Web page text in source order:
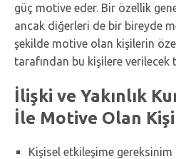
güç motive eder. Bir özellik
ancak diğerleri de bir bireyde
şekilde motive olan kişilerin
tarafından bu kişilere verilecek
İlişki ve Yakınlık
İle Motive Olan
Kişisel etkileşime